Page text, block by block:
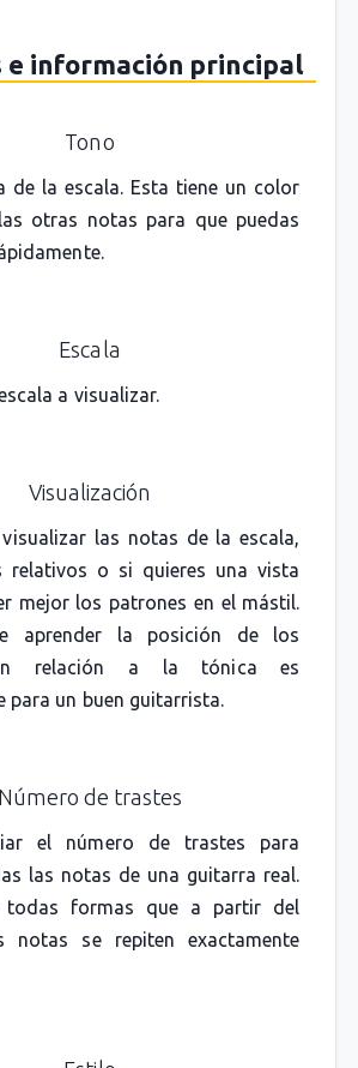
e información principal
Tono
de la escala. Esta tiene un color
otras notas para que puedas
Escala
a visualizar.
Visualización
las notas de la escala,
relativos o si quieres una vista
mejor los patrones en el mástil.
aprender la posición de los
relación a la tónica es
para un buen guitarrista.
Número de trastes
el número de trastes para
las notas de una guitarra real.
todas formas que a partir del
notas se repiten exactamente